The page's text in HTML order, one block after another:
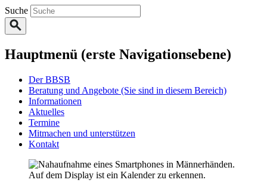
Suche
Hauptmenü (erste Navigationsebene)
Der BBSB
Beratung und Angebote (Sie sind in diesem Bereich)
Informationen
Aktuelles
Termine
Mitmachen und unterstützen
Kontakt